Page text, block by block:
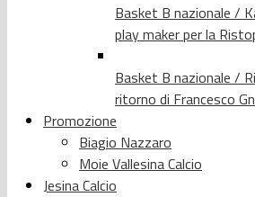
Basket B nazionale /
play maker per la
Basket B nazionale /
ritorno di Francesco
Promozione
Biagio Nazzaro
Moie Vallesina Calcio
Jesina Calcio